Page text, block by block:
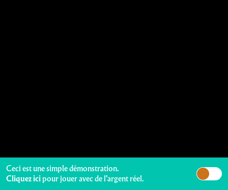
Ceci est une simple démonstration.
Cliquez ici pour jouer avec de l'argent réel.